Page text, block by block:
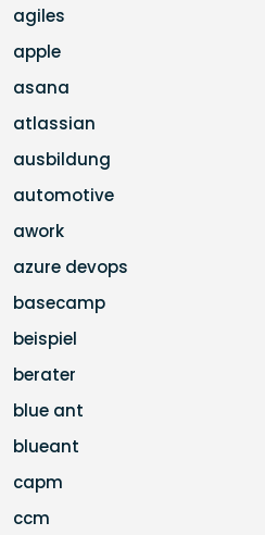
agiles
apple
asana
atlassian
ausbildung
automotive
awork
azure devops
basecamp
beispiel
berater
blue ant
blueant
capm
ccm